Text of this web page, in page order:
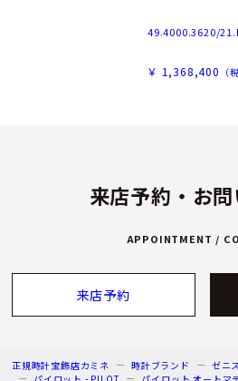
49.4000.3620/
￥ 1,368,400 （
来店予約・お
APPOINTMENT /
来店予約
正規時計宝飾店カミネ 時計ブランド ゼニ